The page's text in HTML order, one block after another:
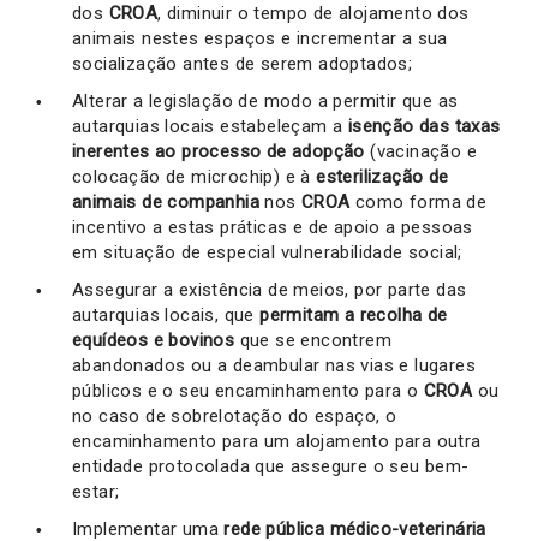
dos CROA, diminuir o tempo de alojamento dos
animais nestes espaços e incrementar a sua
socialização antes de serem adoptados;
Alterar a legislação de modo a permitir que as
autarquias locais estabeleçam a isenção das taxas
inerentes ao processo de adopção (vacinação e
colocação de microchip) e àesterilização de
animais de companhianosCROAcomo forma de
incentivo a estas práticas e de apoio a pessoas
em situação de especial vulnerabilidade social;
Assegurar a existência de meios, por parte das
autarquias locais, quepermitam a recolha de
equídeos e bovinos que se encontrem
abandonados ou a deambular nas vias e lugares
públicos e o seu encaminhamento para o CROAou
no caso de sobrelotação do espaço, o
encaminhamento para um alojamento para outra
entidade protocolada que assegure o seu bem-
estar;
Implementar umarede pública médico-veterinária